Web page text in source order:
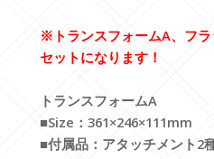
※トランスフォームA、フ
セットになります！
トランスフォームA
■Size：361×246×111mm
■付属品：アタッチメント2